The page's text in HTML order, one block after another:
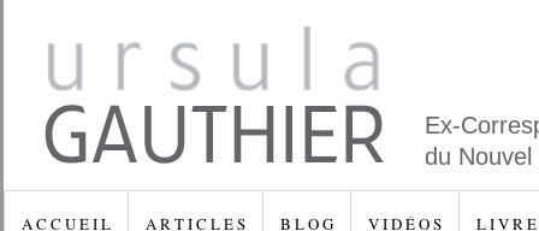
Ex-
du
A C C U E I L A R T I C L E S B L O G V I D É O S L I V R E